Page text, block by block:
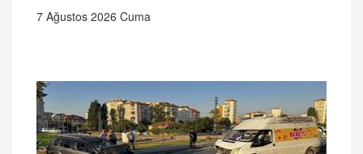
7 Ağustos 2026 Cuma